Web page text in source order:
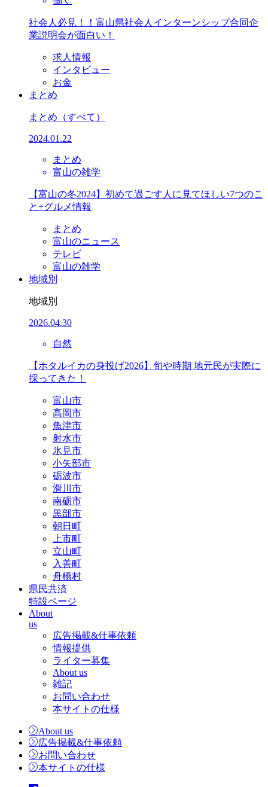
社会人必見！！富山県社会人インターンシップ合同企
業説明会が面白い！
求人情報
インタビュー
お金
まとめ
まとめ （すべて）
2024.01.22
まとめ
富山の雑学
【富山の冬2024】初めて過ごす人に見てほしい7つのこ
と+グルメ情報
まとめ
富山のニュース
テレビ
富山の雑学
地域別
地域別
2026.04.30
自然
【ホタルイカの身投げ2026】旬や時期 地元民が実際に
採ってきた！
富山市
高岡市
魚津市
射水市
氷見市
小矢部市
砺波市
滑川市
南砺市
黒部市
朝日町
上市町
立山町
入善町
舟橋村
県民共済
特設ページ
About
us
広告掲載&仕事依頼
情報提供
ライター募集
About us
雑記
お問い合わせ
本サイトの仕様
About us
広告掲載&仕事依頼
お問い合わせ
本サイトの仕様